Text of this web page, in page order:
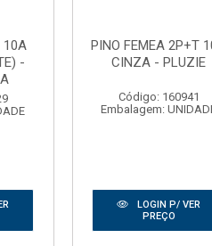
10A
-
PINO FEMEA 2P+T
CINZA - PLUZIE
Código: 160941
Embalagem:
LOGIN P/ VER
PREÇO